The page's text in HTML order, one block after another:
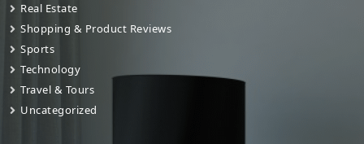
Real Estate
Shopping & Product Reviews
Sports
Technology
Travel & Tours
Uncategorized